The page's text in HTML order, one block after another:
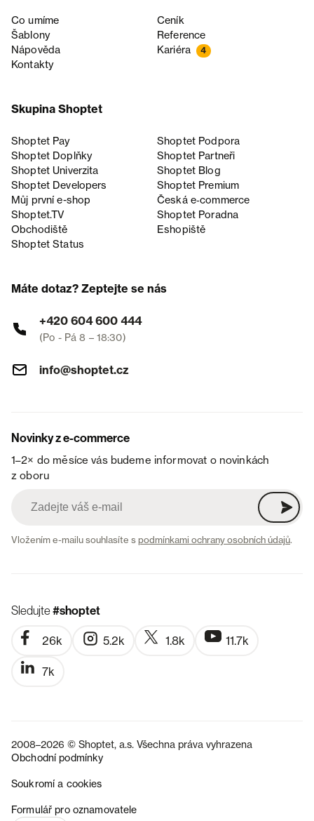
Co umíme
Ceník
Šablony
Reference
Nápověda
Kariéra 4
Kontakty
Skupina Shoptet
Shoptet Pay
Shoptet Podpora
Shoptet Doplňky
Shoptet Partneři
Shoptet Univerzita
Shoptet Blog
Shoptet Developers
Shoptet Premium
Můj první e-shop
Česká e‑commerce
Shoptet.TV
Shoptet Poradna
Obchodiště
Eshopiště
Shoptet Status
Máte dotaz? Zeptejte se nás
+420 604 600 444
(Po - Pá 8 – 18:30)
info@shoptet.cz
Novinky z e-commerce
1–2× do měsíce vás budeme informovat o novinkách
z oboru
Vložením e-mailu souhlasíte spodmínkami ochrany osobních údajů.
Sledujte#shoptet
26k 5.2k 1.8k 11.7k
7k
2008–2026 © Shoptet, a.s. Všechna práva vyhrazena
Obchodní podmínky
Soukromí a cookies
Formulář pro oznamovatele